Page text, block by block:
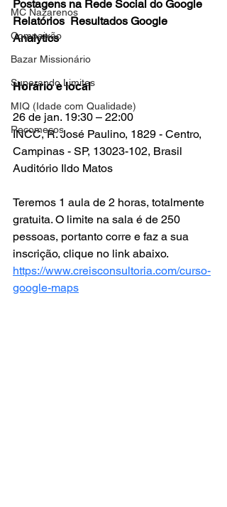
MC Nazarenos
Compaixão
Bazar Missionário
Superando Limites
MIQ (Idade com Qualidade)
Recomeços
Postagens na Rede Social do Google
Relatórios  Resultados Google
Analytics
Horário e local
26 de jan. 19:30 – 22:00
INCC, R. José Paulino, 1829 - Centro,
Campinas - SP, 13023-102, Brasil
Auditório Ildo Matos
Teremos 1 aula de 2 horas, totalmente
gratuita. O limite na sala é de 250
pessoas, portanto corre e faz a sua
inscrição, clique no link abaixo.
https://www.creisconsultoria.com/curso-
google-maps